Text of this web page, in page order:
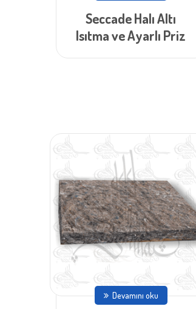
Seccade Halı Altı
Isıtma ve Ayarlı Priz
Devamını oku